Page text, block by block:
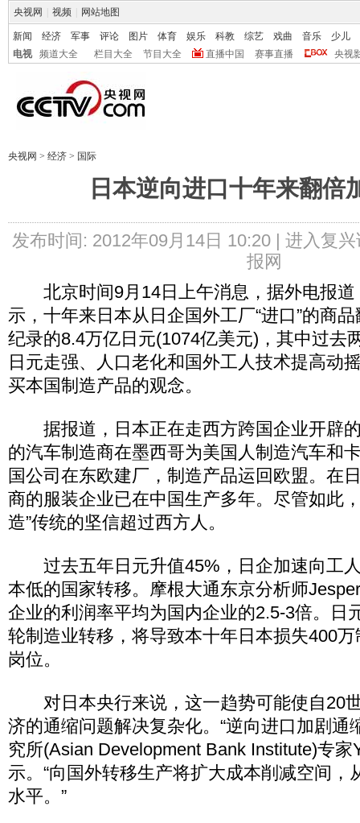
央视网 视频 网站地图
新闻 经济 军事 评论 图片 体育 娱乐 科教 综艺 戏曲 音乐
少儿
电视
频道大全 栏目大全 节目大全 直播中国 赛事直播 央视
央视网 > 经济 > 国际
日本逆向进口十年来翻倍
发布时间: 2012年09月14日 10:20 | 进入复兴
报网
北京时间9月14日上午消息，据外电报道
示，十年来日本从日企国外工厂“进口”的商
纪录的8.4万亿日元(1074亿美元)，其中过去
日元走强、人口老化和国外工人技术提高动
买本国制造产品的观念。
据报道，日本正在走西方跨国企业开辟
的汽车制造商在墨西哥为美国人制造汽车和
国公司在东欧建厂，制造产品运回欧盟。在
商的服装企业已在中国生产多年。尽管如此
造”传统的坚信超过西方人。
过去五年日元升值45%，日企加速向工
本低的国家转移。摩根大通东京分析师
企业的利润率平均为国内企业的2.5-3倍。日
轮制造业转移，将导致本十年日本损失400
岗位。
对日本央行来说，这一趋势可能使自20
济的通缩问题解决复杂化。“逆向进口加剧通
究所(Asian Development Bank Institute)专家
示。“向国外转移生产将扩大成本削减空间，
水平。”